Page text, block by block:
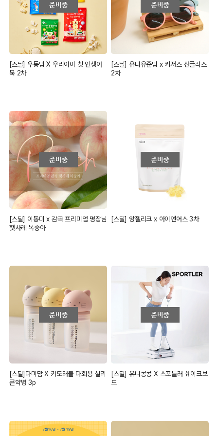
[스딜] 우동맘 X 우리아이 첫 인생어
묵 2차
[스딜] 유나유준맘 x 키저스 선글라스
2차
[스딜] 이동미 x 감곡 프리미엄 명장님
햇사레 복숭아
[스딜] 앙젤리크 x 아이앤어스 3차
[스딜]다미맘 X 키도러블 다회용 실리
콘약병 3p
[스딜] 유니콩콩 X 스포틀러 쉐이크보
드